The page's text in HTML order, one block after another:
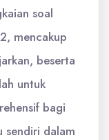
soal
mencakup
beserta
untuk
bagi
sendiri dalam